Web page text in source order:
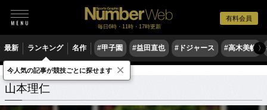
有料会員
毎日6時・11時・17時更新
最新 ランキング 名作 #甲子園 #益田直也 #ドジャース #高木美帆 〉
山本理仁 関連記事
山本理仁
今人気の記事が競技ごとに探せます ×